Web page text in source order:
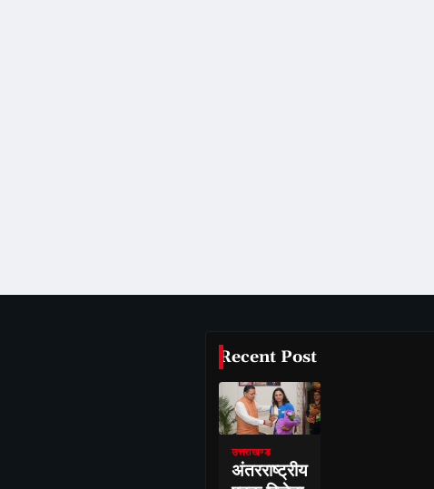
Recent Post
उत्तराखण्ड
अंतरराष्ट्रीय